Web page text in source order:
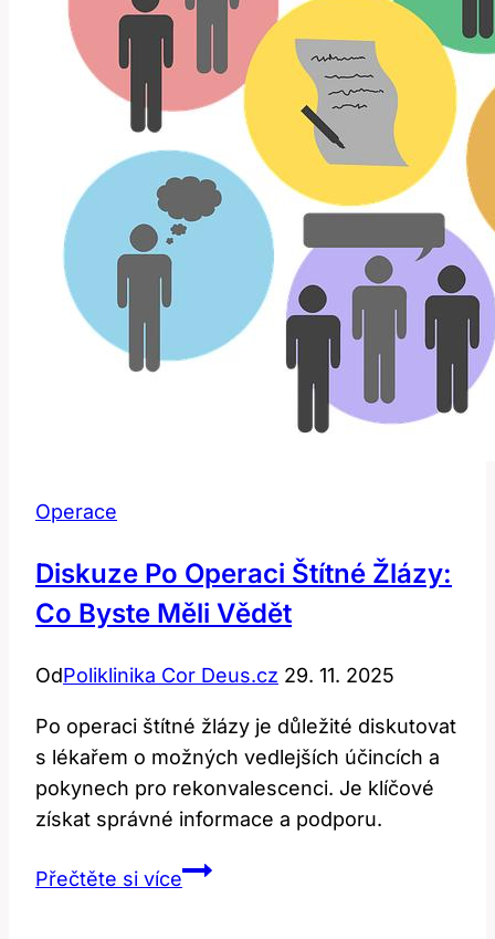
Operace
Diskuze Po Operaci Štítné Žlázy:
Co Byste Měli Vědět
OdPoliklinika Cor Deus.cz 29. 11. 2025
Po operaci štítné žlázy je důležité diskutovat
s lékařem o možných vedlejších účincích a
pokynech pro rekonvalescenci. Je klíčové
získat správné informace a podporu.
Přečtěte si víceDiskuze